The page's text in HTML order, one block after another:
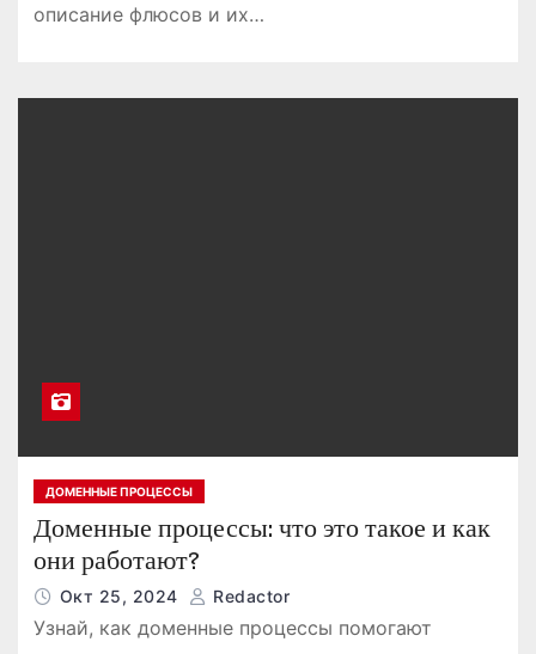
описание флюсов и их…
ДОМЕННЫЕ ПРОЦЕССЫ
Доменные процессы: что это такое и как
они работают?
Окт 25, 2024 Redactor
Узнай, как доменные процессы помогают